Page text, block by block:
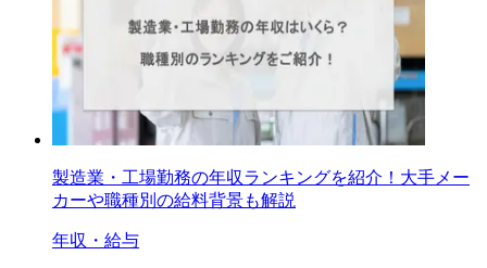
製造業・工場勤務の年収ランキングを紹介！大手メー
カーや職種別の給料背景も解説
年収・給与